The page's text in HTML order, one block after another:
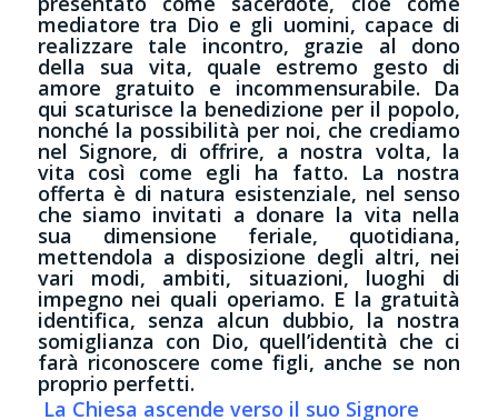
mediatore tra Dio e gli uomini, capace di
realizzare tale incontro, grazie al dono
della sua vita, quale estremo gesto di
amore gratuito e incommensurabile. Da
qui scaturisce la benedizione per il popolo,
nonché la possibilità per noi, che crediamo
nel Signore, di offrire, a nostra volta, la
vita così come egli ha fatto. La nostra
offerta è di natura esistenziale, nel senso
che siamo invitati a donare la vita nella
sua dimensione feriale, quotidiana,
mettendola a disposizione degli altri, nei
vari modi, ambiti, situazioni, luoghi di
impegno nei quali operiamo. E la gratuità
identifica, senza alcun dubbio, la nostra
somiglianza con Dio, quell’identità che ci
farà riconoscere come figli, anche se non
proprio perfetti.
La Chiesa ascende verso il suo Signore